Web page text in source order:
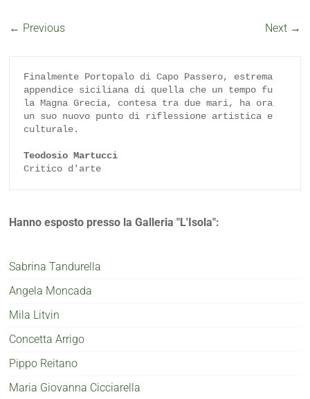
← Previous Next →
Finalmente Portopalo di Capo Passero, estrema
appendice siciliana di quella che un tempo fu
la Magna Grecia, contesa tra due mari, ha ora
un suo nuovo punto di riflessione artistica e
culturale.
Teodosio Martucci
Critico d'arte
Hanno esposto presso la Galleria "L'Isola":
Sabrina Tandurella
Angela Moncada
Mila Litvin
Concetta Arrigo
Pippo Reitano
Maria Giovanna Cicciarella